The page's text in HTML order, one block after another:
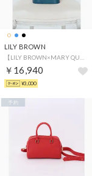
LILY BROWN
￥16,940
¥3,000
予約